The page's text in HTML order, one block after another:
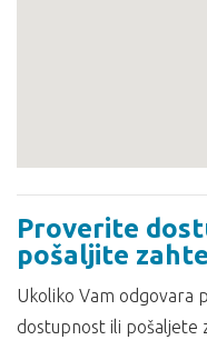
Proverite
pošaljite
Ukoliko Vam odgovara
dostupnost ili pošaljete